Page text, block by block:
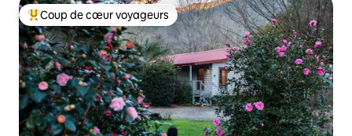
Coups de cœur voyageurs les plus appréciés
Coup de cœur voyageurs